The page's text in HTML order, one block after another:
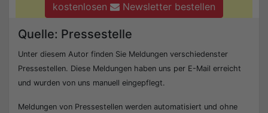
kostenlosen
Newsletter bestellen
Quelle: Pressestelle
Unter diesem Autor finden Sie Meldungen verschiedenster
Pressestellen. Diese Meldungen haben uns per E-Mail erreicht
und wurden von uns manuell eingepflegt.
Meldungen von Pressestellen werden automatisiert und ohne